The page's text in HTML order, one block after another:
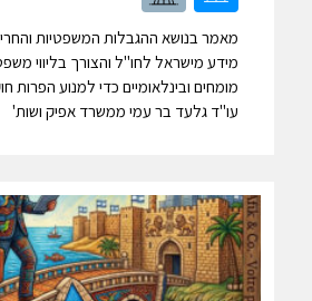
מאמר בנושא ההגבלות המשפטיות
מידע מישראל לחו"ל והצורך בליווי
מומחים ובינלאומיים כדי למנוע
עו"ד גלעד בר עמי ממשרד אפיק ושות'